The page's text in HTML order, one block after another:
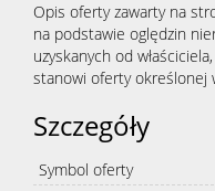
Opis oferty zawarty na
na podstawie oględzin
uzyskanych od
stanowi oferty określonej
Szczegóły
Symbol oferty